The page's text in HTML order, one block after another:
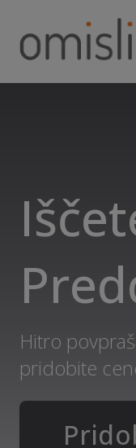
Hitro
pridobite